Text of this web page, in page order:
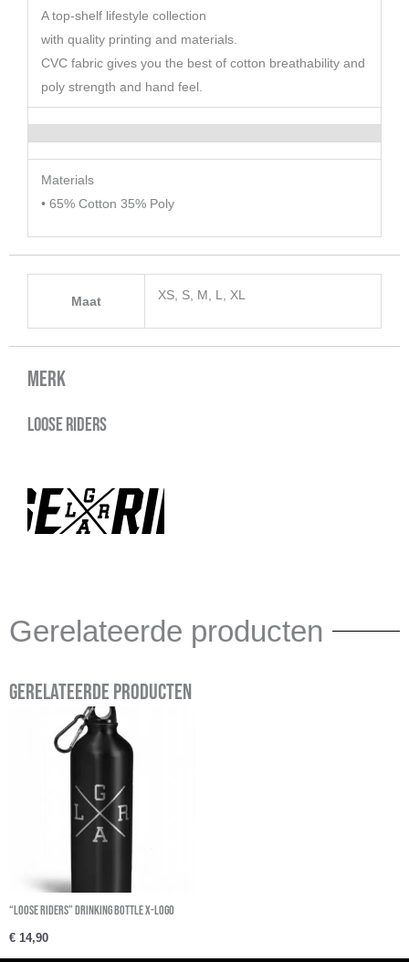
A top-shelf lifestyle collection
with quality printing and materials.
CVC fabric gives you the best of cotton breathability and
poly strength and hand feel.
Materials
• 65% Cotton 35% Poly
Maat XS, S, M, L, XL
Merk
Loose Riders
Gerelateerde producten
Gerelateerde producten
“Loose Riders” Drinking Bottle X-Logo
€ 14,90